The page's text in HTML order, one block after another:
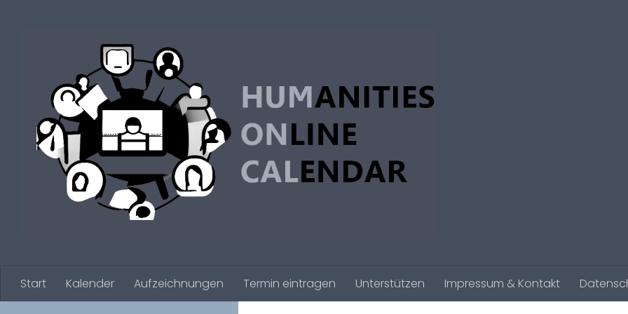
Start Kalender Aufzeichnungen Termin eintragen Unterstützen Impressum & Kontakt